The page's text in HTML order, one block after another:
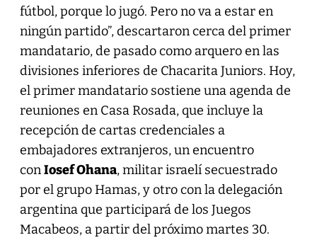
fútbol, porque lo jugó. Pero no va a estar en
ningún partido”, descartaron cerca del primer
mandatario, de pasado como arquero en las
divisiones inferiores de Chacarita Juniors. Hoy,
el primer mandatario sostiene una agenda de
reuniones en Casa Rosada, que incluye la
recepción de cartas credenciales a
embajadores extranjeros, un encuentro
conIosef Ohana, militar israelí secuestrado
por el grupo Hamas, y otro con la delegación
argentina que participará de los Juegos
Macabeos, a partir del próximo martes 30.